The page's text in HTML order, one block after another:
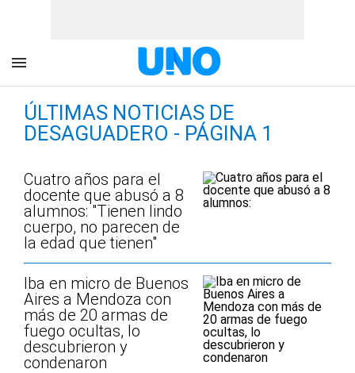
ÚLTIMAS NOTICIAS DE
DESAGUADERO - PÁGINA 1
Cuatro años para el
docente que abusó a 8
alumnos: "Tienen lindo
cuerpo, no parecen de
la edad que tienen"
Iba en micro de Buenos
Aires a Mendoza con
más de 20 armas de
fuego ocultas, lo
descubrieron y
condenaron